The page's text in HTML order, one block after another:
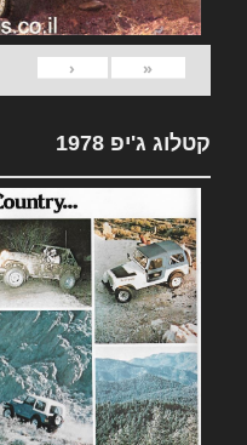
«
‹
קטלוג ג'יפ 1978